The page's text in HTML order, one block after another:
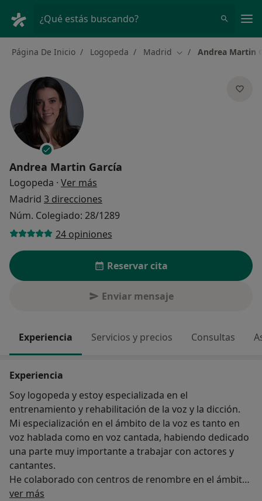
¿Qué estás buscando?
Página De Inicio Logopeda Madrid Cambiar de ciudad
Andrea Martin
Andrea Martin García
Logopeda · Ver más
Madrid 3 direcciones
Núm. Colegiado: 28/1289
24 opiniones
Reservar cita
Enviar mensaje
Experiencia Servicios y precios Consultas
Experiencia
Soy logopeda y estoy especializada en el
entrenamiento y rehabilitación de la voz y la dicción.
Mi especialización en el ámbito de la voz es tanto en
voz hablada como en voz cantada, habiendo dedicado
una parte muy importante a trabajar con actores y
cantantes.
He colaborado con centros de renombre en el ámbito
de la rehabilitación vocal
ver más